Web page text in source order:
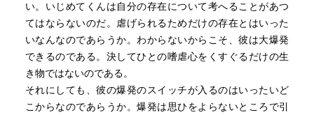
い。いじめてくんは自分の存在について考へることがあつ
てはならないのだ。虐げられるためだけの存在とはいった
いなんなのであらうか。わからないからこそ、彼は大爆発
できるのである。決してひとの嗜虐心をくすぐるだけの生
き物ではないのである。
それにしても、彼の爆発のスイッチが入るのはいったいど
こからなのであらうか。爆発は思ひをよらないところで引